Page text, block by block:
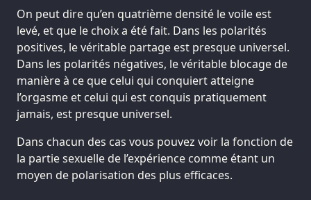
On peut dire qu’en quatrième densité le voile est
levé, et que le choix a été fait. Dans les polarités
positives, le véritable partage est presque universel.
Dans les polarités négatives, le véritable blocage de
manière à ce que celui qui conquiert atteigne
l’orgasme et celui qui est conquis pratiquement
jamais, est presque universel.
Dans chacun des cas vous pouvez voir la fonction de
la partie sexuelle de l’expérience comme étant un
moyen de polarisation des plus efficaces.